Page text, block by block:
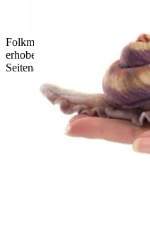
Folkmanis Handpuppe
erhobenen Fangbeinen und
Seitenansicht